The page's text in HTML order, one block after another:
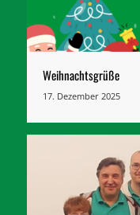
Weihnachtsgrüße
17. Dezember 2025